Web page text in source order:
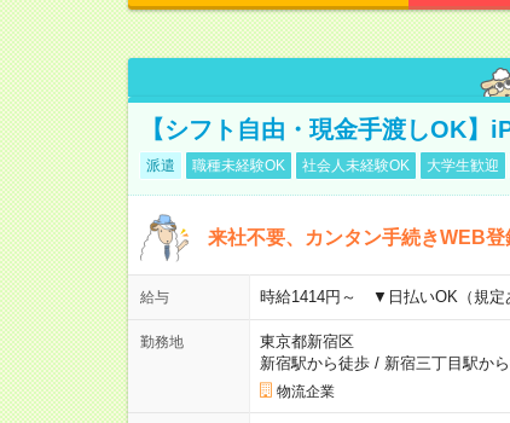
【シフト自由・現金手渡しOK】
派遣 職種未経験OK 社会人未経験OK 大学生歓迎
来社不要、カンタン手続きWEB
給与 時給1414円～ ▼日払いOK（規
勤務地
東京都新宿区
新宿駅から徒歩/ 新宿三丁目駅か
物流企業